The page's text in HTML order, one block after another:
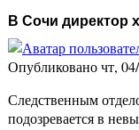
В Сочи директор
Опубликовано чт,
Следственным
подозревается в